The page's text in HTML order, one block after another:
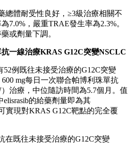
總體耐受性良好，≥3級治療相關不
7.0%，嚴重TRAE發生率為2.3%。
或劑量下調。
一線治療KRAS G12C突變NSCLC
例既往未接受治療的G12C突變
600 mg每日一次聯合帕博利珠單抗
）治療，中位隨訪時間為5.7個月。值
的給藥劑量即為其
實現對KRAS G12C靶點的完全覆
在既往未接受治療的G12C突變